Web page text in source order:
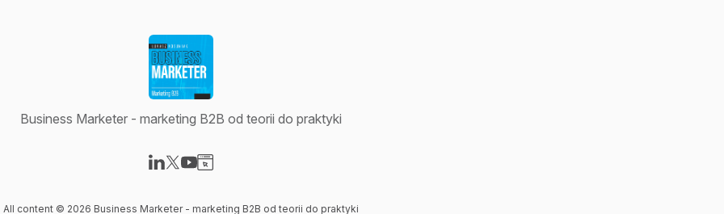
Business Marketer - marketing B2B od teorii do praktyki
All content © 2026 Business Marketer - marketing B2B od teorii do praktyki